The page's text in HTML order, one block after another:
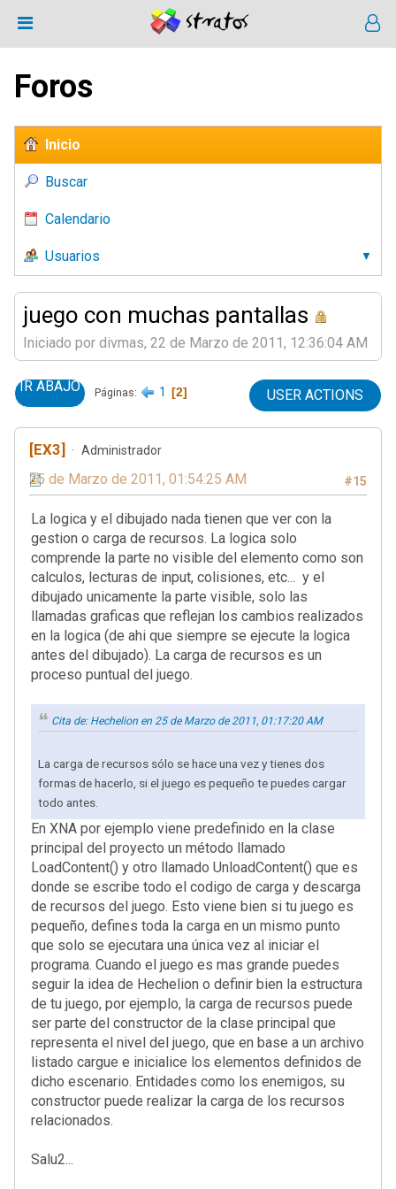
Foros
Inicio
Buscar
Calendario
Usuarios
juego con muchas pantallas
Iniciado por divmas, 22 de Marzo de 2011, 12:36:04 AM
IR ABAJO Páginas 1 2 USER ACTIONS
[EX3] Administrador
#15
25 de Marzo de 2011, 01:54:25 AM
La logica y el dibujado nada tienen que ver con la
gestion o carga de recursos. La logica solo
comprende la parte no visible del elemento como son
calculos, lecturas de input, colisiones, etc... y el
dibujado unicamente la parte visible, solo las
llamadas graficas que reflejan los cambios realizados
en la logica (de ahi que siempre se ejecute la logica
antes del dibujado). La carga de recursos es un
proceso puntual del juego.
Cita de: Hechelion en 25 de Marzo de 2011, 01:17:20 AM
La carga de recursos sólo se hace una vez y tienes dos
formas de hacerlo, si el juego es pequeño te puedes cargar
todo antes.
En XNA por ejemplo viene predefinido en la clase
principal del proyecto un método llamado
LoadContent() y otro llamado UnloadContent() que es
donde se escribe todo el codigo de carga y descarga
de recursos del juego. Esto viene bien si tu juego es
pequeño, defines toda la carga en un mismo punto
que solo se ejecutara una única vez al iniciar el
programa. Cuando el juego es mas grande puedes
seguir la idea de Hechelion o definir bien la estructura
de tu juego, por ejemplo, la carga de recursos puede
ser parte del constructor de la clase principal que
representa el nivel del juego, que en base a un archivo
listado cargue e inicialice los elementos definidos de
dicho escenario. Entidades como los enemigos, su
constructor puede realizar la carga de los recursos
relacionados.
Salu2...